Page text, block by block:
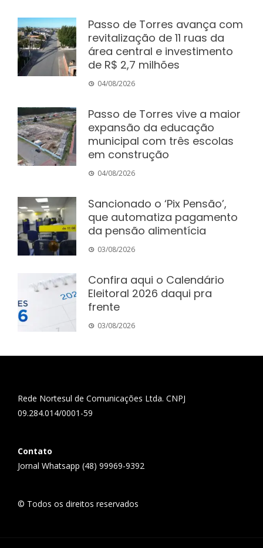
Passo de Torres avança com
revitalização de 11 ruas da
área central e investimento
de R$ 2,7 milhões
04/08/2026
Passo de Torres vive a maior
expansão da educação
municipal com três escolas
em construção
04/08/2026
Sancionado o ‘Pix Pensão’,
que automatiza pagamento
da pensão alimentícia
03/08/2026
Confira aqui o Calendário
Eleitoral 2026 daqui pra
frente
03/08/2026
Rede Nortesul de Comunicações Ltda. CNPJ
09.284.014/0001-59
Contato
Jornal Whatsapp (48) 99969-9392
© Todos os direitos reservados